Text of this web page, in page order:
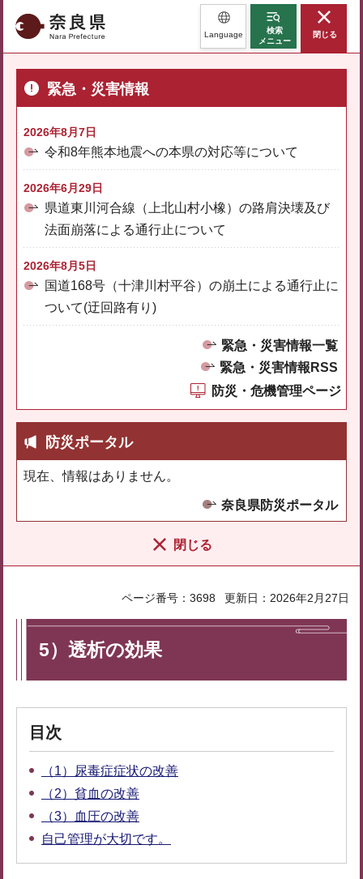
奈良県 Language
検索
メニュー
閉じる
緊急・災害情報
2026年8月7日
令和8年熊本地震への本県の対応等について
2026年6月29日
県道東川河合線（上北山村小橡）の路肩決壊及び
法面崩落による通行止について
2026年8月5日
国道168号（十津川村平谷）の崩土による通行止に
ついて(迂回路有り)
緊急・災害情報一覧
緊急・災害情報RSS
防災・危機管理ページ
防災ポータル
現在、情報はありません。
奈良県防災ポータル
閉じる
ページ番号：3698 更新日：2026年2月27日
5）透析の効果
目次
（1）尿毒症症状の改善
（2）貧血の改善
（3）血圧の改善
自己管理が大切です。